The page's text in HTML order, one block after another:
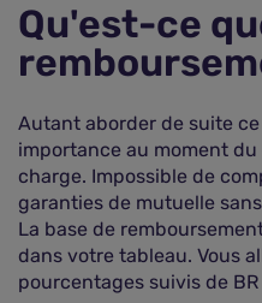
Qu'est-ce
Autant aborder de suite
importance au moment
charge. Impossible de
garanties de mutuelle
La base de
dans votre tableau. Vous
pourcentages suivis de BR